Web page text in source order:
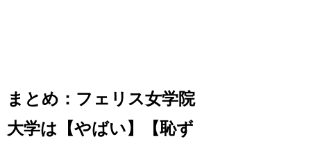
まとめ：フェリス女学院
大学は【やばい】【恥ず